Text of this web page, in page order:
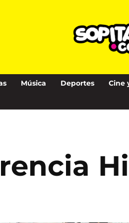
Música Deportes Cine